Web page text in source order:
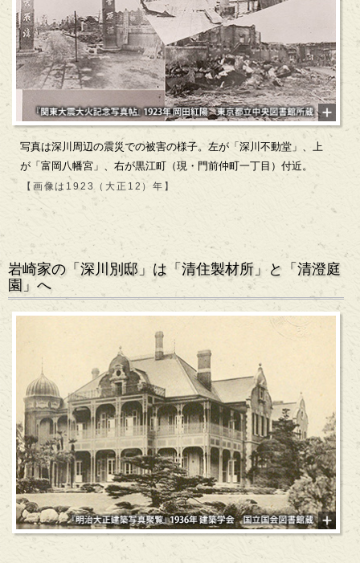
写真は深川周辺の震災での被害の様子。左が「深川不動堂」、上
が「富岡八幡宮」、右が黒江町（現・門前仲町一丁目）付近。
【画像は1923（大正12）年】
岩崎家の「深川別邸」は「清住製材所」と「清澄庭
園」へ